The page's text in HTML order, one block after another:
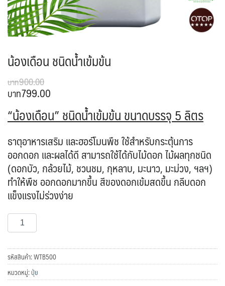
น้องเดือน ชนิดน้ำเข้มข้น
900.00
799.00
“น้องเดือน” ชนิดน้ำเข้มข้น ขนาดบรรจุ 5 ลิตร
ธาตุอาหารเสริม และฮอร์โมนพืช ใช้สำหรับกระตุ้นการ
ออกดอก และผลได้ดี สามารถใช้ได้กับไม้ดอก ไม้ผลทุกชนิด
(ดอกบัว, กล้วยไม้, ชวนชม, กุหลาบ, มะนาว, มะม่วง, ฯลฯ)
ทำให้พืช ออกดอกมากขึ้น สีของดอกเข้มสดขึ้น กลีบดอก
แข็งแรงไม่ร่วงง่าย
จำนวน
น้อง
ชนิด
น้ำ
เข้ม
รหัสสินค้า:WTB500
หมวดหมู่:ปุ๋ย